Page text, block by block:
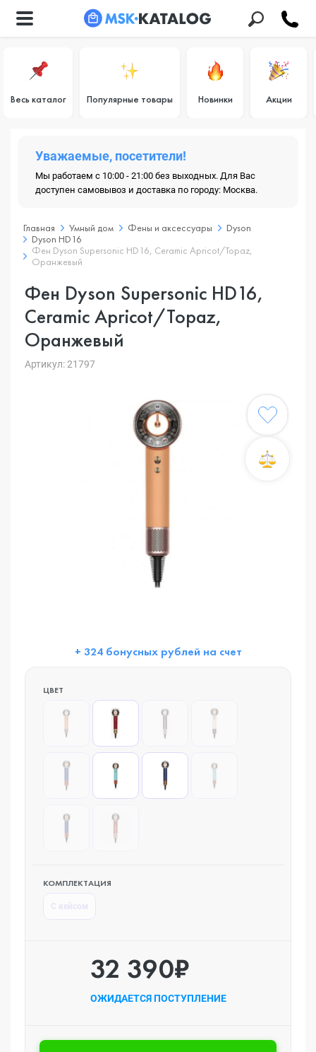
Весь каталог Популярные товары Новинки Акции
Уважаемые, посетители!
Мы работаем с 10:00 - 21:00 без выходных. Для Вас
доступен самовывоз и доставка по городу: Москва.
Главная Умный дом Фены и аксессуары
Dyson
Dyson HD16
Фен Dyson Supersonic HD16, Ceramic Apricot/Topaz,
Оранжевый
Фен Dyson Supersonic HD16,
Ceramic Apricot/Topaz,
Оранжевый
Артикул: 21797
+ 324 бонусных рублей на счет
ЦВЕТ
КОМПЛЕКТАЦИЯ
32 390₽
ОЖИДАЕТСЯ ПОСТУПЛЕНИЕ